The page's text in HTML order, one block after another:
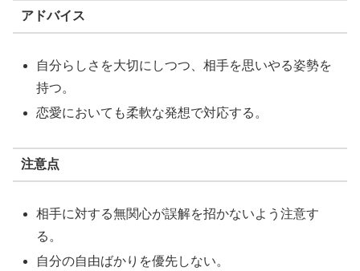
アドバイス
自分らしさを大切にしつつ、相手を思いやる姿勢を
持つ。
恋愛においても柔軟な発想で対応する。
注意点
相手に対する無関心が誤解を招かないよう注意す
る。
自分の自由ばかりを優先しない。